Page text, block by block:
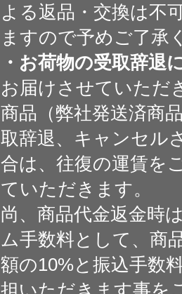
よる返品・交換は不
ますので予めご了承
・お荷物の受取辞退
お届けさせていただ
商品（弊社発送済商
取辞退、キャンセル
合は、往復の運賃を
ていただきます。
尚、商品代金返金時
ム手数料として、商
額の10%と振込手数
担いただきます事を